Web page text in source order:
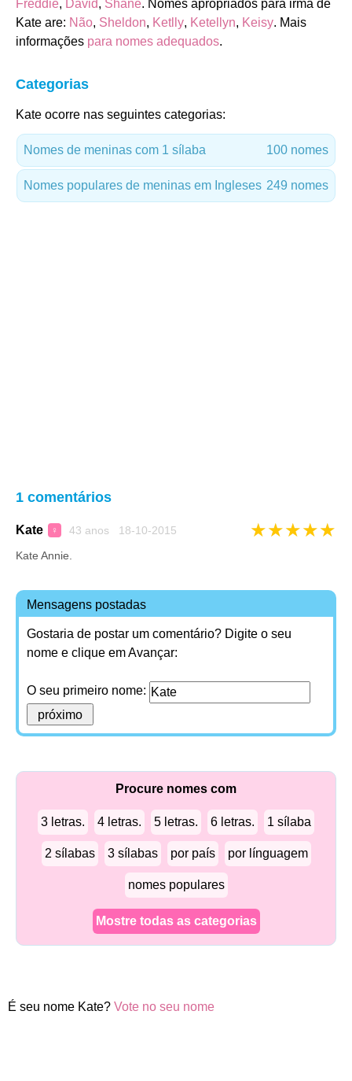
Freddie, David, Shane. Nomes apropriados para irmã de
Kate are: Não, Sheldon, Ketlly, Ketellyn, Keisy. Mais
informações para nomes adequados.
Categorias
Kate ocorre nas seguintes categorias:
Nomes de meninas com 1 sílaba 100 nomes
Nomes populares de meninas em Ingleses 249 nomes
1 comentários
Kate ♀ 43 anos 18-10-2015 ★★★★★
Kate Annie.
Mensagens postadas
Gostaria de postar um comentário? Digite o seu
nome e clique em Avançar:
O seu primeiro nome:
Procure nomes com
3 letras. 4 letras. 5 letras. 6 letras. 1 sílaba
2 sílabas 3 sílabas por país por línguagem
nomes populares
Mostre todas as categorias
É seu nome Kate? Vote no seu nome